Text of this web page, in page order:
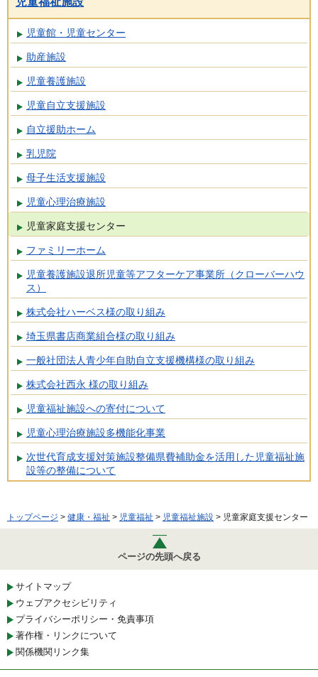
児童館・児童センター
助産施設
児童養護施設
児童自立支援施設
自立援助ホーム
乳児院
母子生活支援施設
児童心理治療施設
児童家庭支援センター
ファミリーホーム
児童養護施設退所児童等アフターケア事業所（クローバーハウ
ス）
株式会社ハーベス様の取り組み
埼玉県書店商業組合様の取り組み
一般社団法人青少年自助自立支援機構様の取り組み
株式会社西永 様の取り組み
児童福祉施設への寄付について
児童心理治療施設多機能化事業
次世代育成支援対策施設整備県費補助金を活用した児童福祉施
設等の整備について
トップページ > 健康・福祉 > 児童福祉 > 児童福祉施設 > 児童家庭支援センター
ページの先頭へ戻る
サイトマップ
ウェブアクセシビリティ
プライバシーポリシー・免責事項
著作権・リンクについて
関係機関リンク集